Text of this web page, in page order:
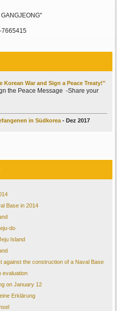
7665415
War and Sign a Peace Treaty!"
the Peace Message -Share your
in Südkorea- Dez 2017
Base in 2014
do
Island
against the construction of a Naval Base
evaluation
on January 12
Erklärung